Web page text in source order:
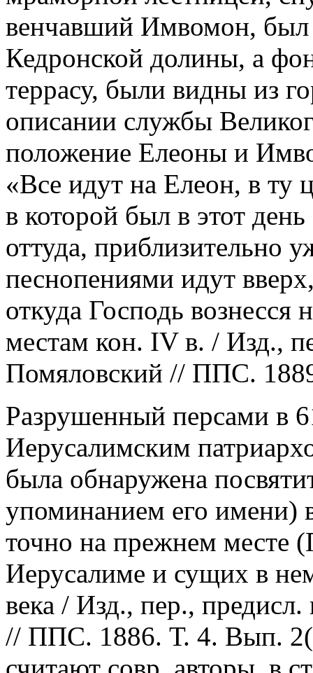
венчавший Имвомон, был
Кедронской долины, а
террасу, были видны из
описании службы
положение Елеоны и
«Все идут на Елеон, в ту
в которой был в этот
оттуда, приблизительно
песнопениями идут
откуда Господь
местам кон. IV в. / Изд.,
Помяловский // ППС.
Разрушенный персами в
Иерусалимским
была обнаружена
упоминанием его имени)
точно на прежнем месте
Иерусалиме и сущих в
века / Изд., пер.,
// ППС. 1886. Т. 4. Вып.